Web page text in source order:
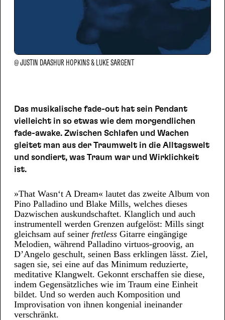
@ JUSTIN DAASHUR HOPKINS & LUKE SARGENT
Das musikalische fade-out hat sein Pendant
vielleicht in so etwas wie dem morgendlichen
fade-awake. Zwischen Schlafen und Wachen
gleitet man aus der Traumwelt in die Alltagswelt
und sondiert, was Traum war und Wirklichkeit
ist.
»That Wasn‘t A Dream« lautet das zweite Album von
Pino Palladino und Blake Mills, welches dieses
Dazwischen auskundschaftet. Klanglich und auch
instrumentell werden Grenzen aufgelöst: Mills singt
gleichsam auf seiner fretlessGitarre eingängige
Melodien, während Palladino virtuos-groovig, an
D’Angelo geschult, seinen Bass erklingen lässt. Ziel,
sagen sie, sei eine auf das Minimum reduzierte,
meditative Klangwelt. Gekonnt erschaffen sie diese,
indem Gegensätzliches wie im Traum eine Einheit
bildet. Und so werden auch Komposition und
Improvisation von ihnen kongenial ineinander
verschränkt.